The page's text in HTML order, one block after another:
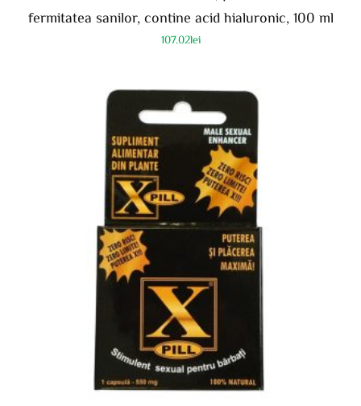
fermitatea sanilor, contine acid hialuronic, 100 ml
107.02lei